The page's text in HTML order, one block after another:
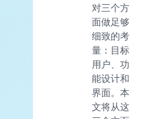
对三个方
面做足够
细致的考
量：目标
用户、功
能设计和
界面。本
文将从这